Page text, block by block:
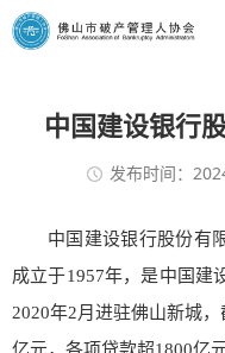
中国建设银行
发布时间：
中国建设银行股份有
成立于1957年，是中国建
2020年2月进驻佛山新城